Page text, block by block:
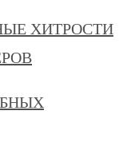
ХИТРОСТИ